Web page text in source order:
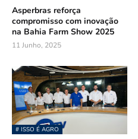
Asperbras reforça
compromisso com inovação
na Bahia Farm Show 2025
11 Junho, 2025
# ISSO É AGRO